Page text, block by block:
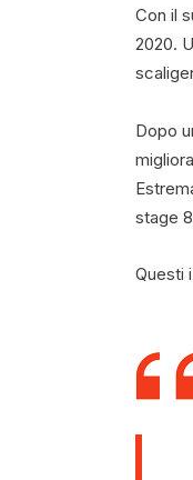
Con il
2020.
Dopo
stage
Questi